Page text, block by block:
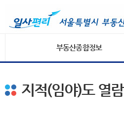
부동산종합정보
지적(임야)도 열람